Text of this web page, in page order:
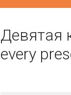
Девятая
every